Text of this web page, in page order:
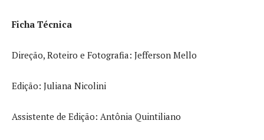
Ficha Técnica
Direção, Roteiro e Fotografia: Jefferson Mello
Edição: Juliana Nicolini
Assistente de Edição: Antônia Quintiliano